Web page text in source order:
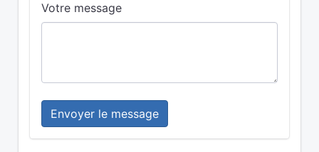
Votre message
Envoyer le message